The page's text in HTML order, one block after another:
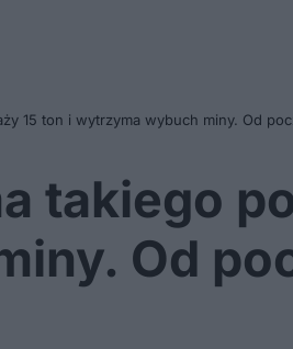
15 ton i wytrzyma wybuch miny. Od
takiego
Od